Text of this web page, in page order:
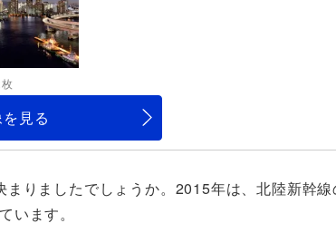
見る
りましたでしょうか。2015年は、北陸新幹
います。